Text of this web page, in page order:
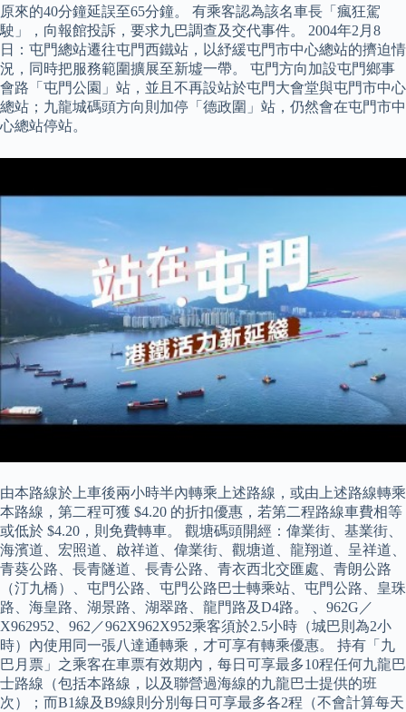
原來的40分鐘延誤至65分鐘。 有乘客認為該名車長「瘋狂駕
駛」，向報館投訴，要求九巴調查及交代事件。 2004年2月8
日：屯門總站遷往屯門西鐵站，以紓緩屯門市中心總站的擠迫情
況，同時把服務範圍擴展至新墟一帶。 屯門方向加設屯門鄉事
會路「屯門公園」站，並且不再設站於屯門大會堂與屯門市中心
總站；九龍城碼頭方向則加停「德政圍」站，仍然會在屯門市中
心總站停站。
由本路線於上車後兩小時半內轉乘上述路線，或由上述路線轉乘
本路線，第二程可獲 $4.20 的折扣優惠，若第二程路線車費相等
或低於 $4.20，則免費轉車。 觀塘碼頭開經：偉業街、基業街、
海濱道、宏照道、啟祥道、偉業街、觀塘道、龍翔道、呈祥道、
青葵公路、長青隧道、長青公路、青衣西北交匯處、青朗公路
（汀九橋）、屯門公路、屯門公路巴士轉乘站、屯門公路、皇珠
路、海皇路、湖景路、湖翠路、龍門路及D4路。 、962G／
X962952、962／962X962X952乘客須於2.5小時（城巴則為2小
時）內使用同一張八達通轉乘，才可享有轉乘優惠。 持有「九
巴月票」之乘客在車票有效期內，每日可享最多10程任何九龍巴
士路線（包括本路線，以及聯營過海線的九龍巴士提供的班
次）；而B1線及B9線則分別每日可享最多各2程（不會計算每天